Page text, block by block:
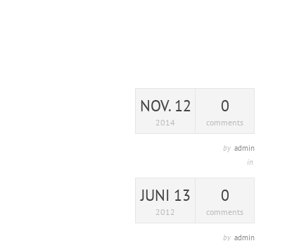
NOV. 12
2014
0
comments
by admin
in
JUNI 13
2012
0
comments
by admin